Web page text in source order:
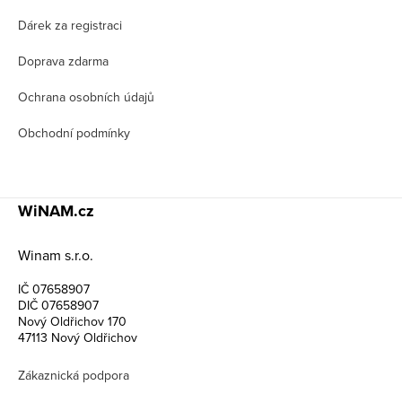
Dárek za registraci
Doprava zdarma
Ochrana osobních údajů
Obchodní podmínky
WiNAM.cz
Winam s.r.o.
IČ 07658907
DIČ 07658907
Nový Oldřichov 170
47113 Nový Oldřichov
Zákaznická podpora